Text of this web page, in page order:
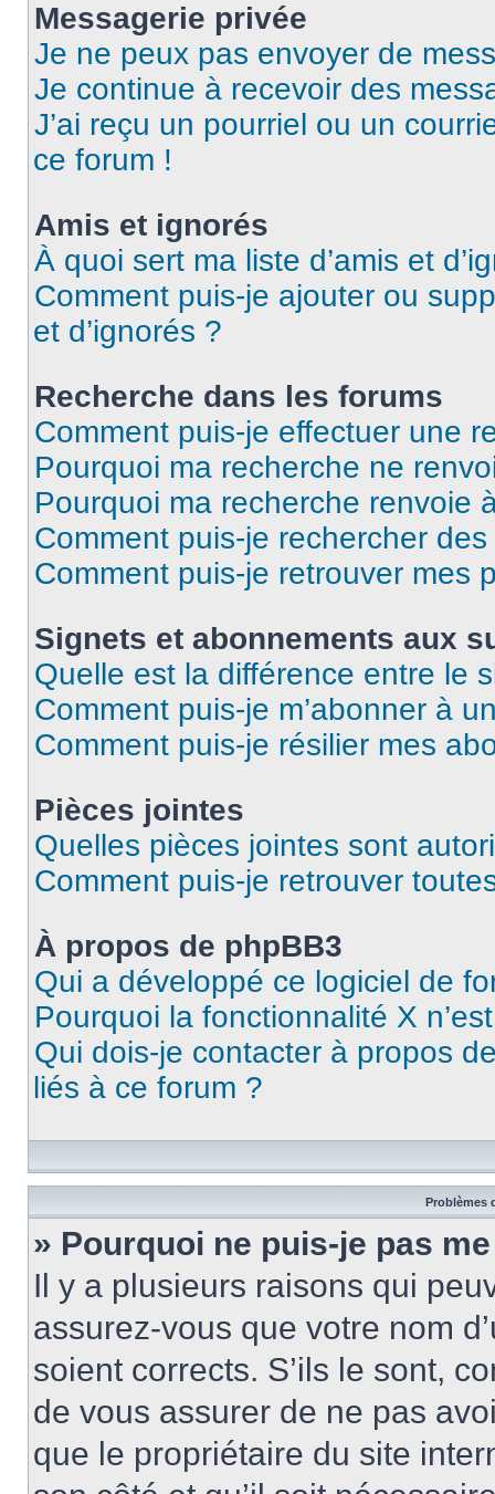
Messagerie privée
Je ne peux pas envoyer de
Je continue à recevoir des
J’ai reçu un pourriel ou un
ce forum !
Amis et ignorés
À quoi sert ma liste d’amis et
Comment puis-je ajouter ou
et d’ignorés ?
Recherche dans les forums
Comment puis-je effectuer une
Pourquoi ma recherche ne
Pourquoi ma recherche renvoie
Comment puis-je rechercher
Comment puis-je retrouver mes
Signets et abonnements aux
Quelle est la différence entre le
Comment puis-je m’abonner à
Comment puis-je résilier mes
Pièces jointes
Quelles pièces jointes sont
Comment puis-je retrouver
À propos de phpBB3
Qui a développé ce logiciel de
Pourquoi la fonctionnalité X
Qui dois-je contacter à propos
liés à ce forum ?
Problèmes
» Pourquoi ne puis-je pas
Il y a plusieurs raisons qui
assurez-vous que votre nom
soient corrects. S’ils le sont,
de vous assurer de ne pas
que le propriétaire du site